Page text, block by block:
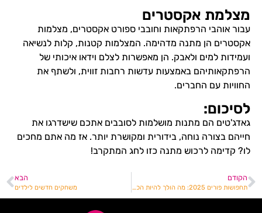
מצלמת אקסטרים
עבור אוהבי הרפתקאות וחובבי ספורט אקסטרים, מצלמות
אקסטרים הן מתנה מדהימה. המצלמות קטנות, קלות לנשיאה
ועמידות למים ולאבק. הן מאפשרות לצלם וידאו איכותי של
הרפתקאותיהם באמצעות עדשות רחבות זווית, ולשתף את
החוויות עם החברים.
לסיכום:
גאדג'טים הם מתנות מושלמות לסובבים אתכם שישדרגו את
חייהם בצורה נוחה, בידורית ומקושרת יותר. אז מה אתם מחכים
לו? קדימה לרכוש מתנה כזו לחג המתקרב!
הקודם
תחפושות פורים 2025: מה הולך להיות הכי לוהט?
הבא
משחקים חדשים לילדים